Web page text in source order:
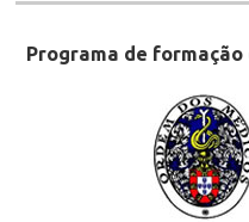
Programa de